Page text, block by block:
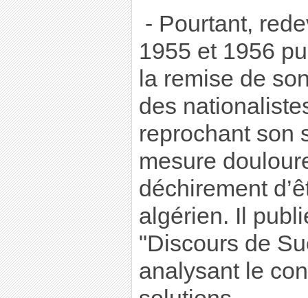
- Pourtant,
1955 et 1956
la remise de
des
reprochant son
mesure
déchirement
algérien. Il
"Discours de
analysant le